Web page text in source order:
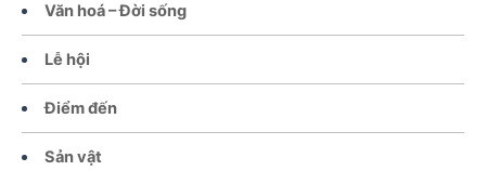
Văn hoá – Đời sống
Lễ hội
Điểm đến
Sản vật